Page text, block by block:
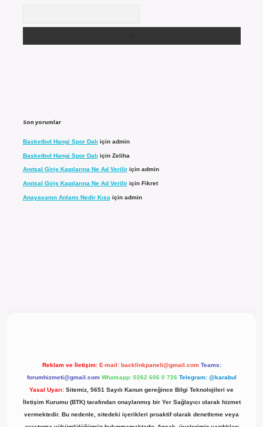
Son yorumlar
Basketbol Hangi Spor Dalı için admin
Basketbol Hangi Spor Dalı için Zeliha
Anıtsal Giriş Kapılarına Ne Ad Veriliriçin admin
Anıtsal Giriş Kapılarına Ne Ad Veriliriçin Fikret
Anayasanın Anlamı Nedir Kısa için admin
Reklam ve İletişim: E-mail: backlinkpaneli@gmail.com Teams:
forumhizmeti@gmail.com Whatsapp: 0262 606 0 726 Telegram: @karabul
Yasal Uyarı: Sitemiz, 5651 Sayılı Kanun gereğince Bilgi Teknolojileri ve
İletişim Kurumu (BTK) tarafından onaylanmış bir Yer Sağlayıcı olarak hizmet
vermektedir. Bu nedenle, sitedeki içerikleri proaktif olarak denetleme veya